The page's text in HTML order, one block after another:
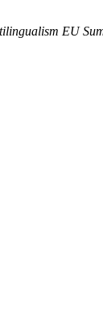
EU